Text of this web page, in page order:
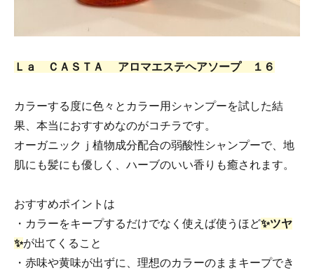
Ｌａ ＣＡＳＴＡ アロマエステヘアソープ １６
カラーする度に色々とカラー用シャンプーを試した結
果、本当におすすめなのがコチラです。
オーガニックｊ植物成分配合の弱酸性シャンプーで、地
肌にも髪にも優しく、ハーブのいい香りも癒されます。
おすすめポイントは
・カラーをキープするだけでなく使えば使うほど✨ツヤ
✨が出てくること
・赤味や黄味が出ずに、理想のカラーのままキープでき